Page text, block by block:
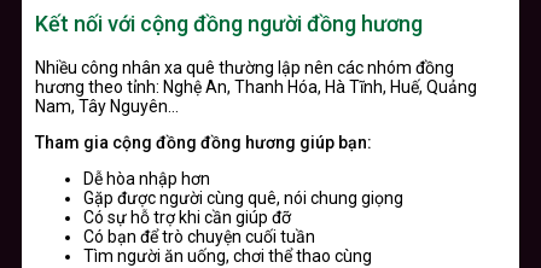
Kết nối với cộng đồng người đồng hương
Nhiều công nhân xa quê thường lập nên các nhóm đồng
hương theo tỉnh: Nghệ An, Thanh Hóa, Hà Tĩnh, Huế, Quảng
Nam, Tây Nguyên…
Tham gia cộng đồng đồng hương giúp bạn:
Dễ hòa nhập hơn
Gặp được người cùng quê, nói chung giọng
Có sự hỗ trợ khi cần giúp đỡ
Có bạn để trò chuyện cuối tuần
Tìm người ăn uống, chơi thể thao cùng